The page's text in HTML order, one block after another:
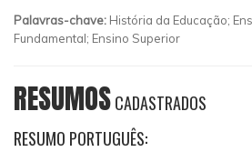
Palavras-chave: História da Educação;
Fundamental; Ensino Superior
RESUMOSCADASTRADOS
RESUMO PORTUGUÊS: